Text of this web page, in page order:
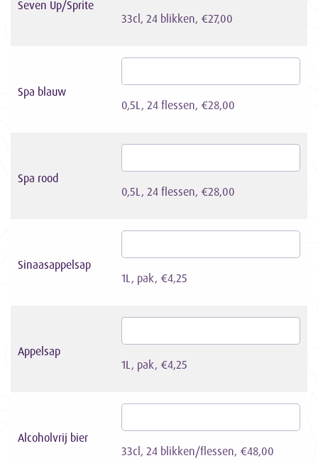
Seven Up/Sprite
33cl, 24 blikken, €27,00
Spa blauw
0,5L, 24 flessen, €28,00
Spa rood
0,5L, 24 flessen, €28,00
Sinaasappelsap
1L, pak, €4,25
Appelsap
1L, pak, €4,25
Alcoholvrij bier
33cl, 24 blikken/flessen, €48,00